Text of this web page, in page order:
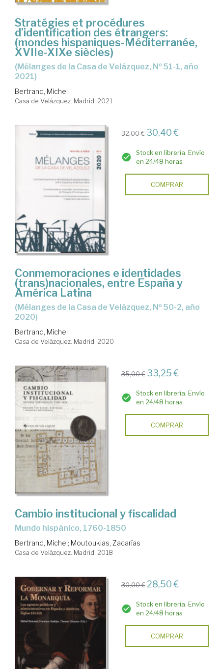
Stratégies et procédures
d’identification des étrangers:
(mondes hispaniques-Méditerranée,
XVIIe-XIXe siècles)
(Mélanges de la Casa de Velázquez, Nº 51-1, año
2021)
Bertrand, Michel
Casa de Velázquez. Madrid, 2021
32,00 € 30,40 €
Stock en librería. Envío
en 24/48 horas
COMPRAR
Conmemoraciones e identidades
(trans)nacionales, entre España y
América Latina
(Mélanges de la Casa de Velázquez, Nº 50-2, año
2020)
Bertrand, Michel
Casa de Velázquez. Madrid, 2020
35,00 € 33,25 €
Stock en librería. Envío
en 24/48 horas
COMPRAR
Cambio institucional y fiscalidad
mundo hispánico, 1760-1850
Bertrand, Michel; Moutoukias, Zacarías
Casa de Velázquez. Madrid, 2018
30,00 € 28,50 €
Stock en librería. Envío
en 24/48 horas
COMPRAR